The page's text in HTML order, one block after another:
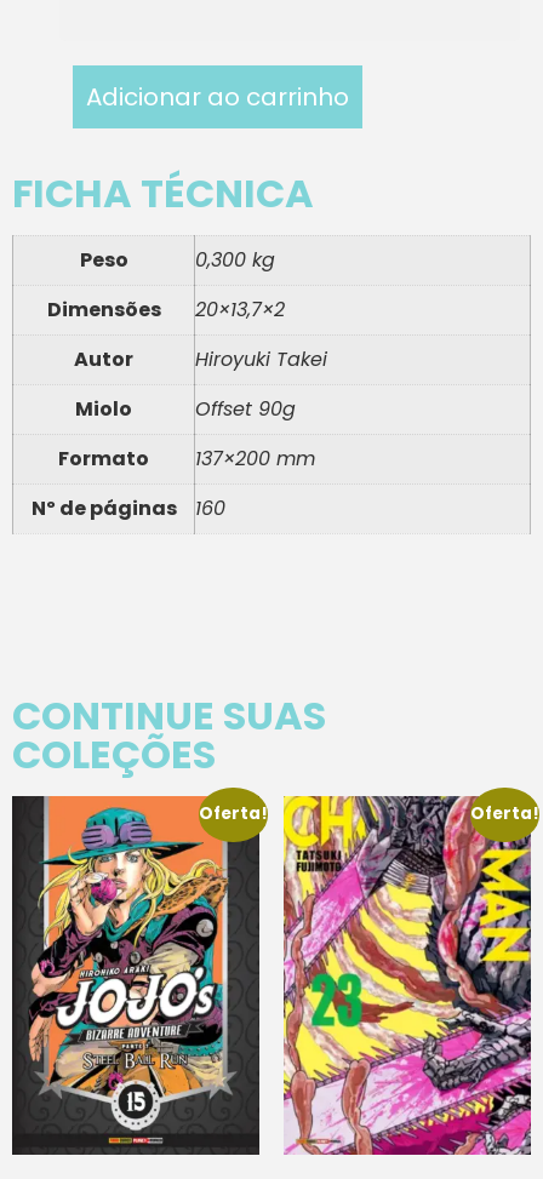
Adicionar ao carrinho
FICHA TÉCNICA
Peso
0,300 kg
Dimensões
20×13,7×2
Autor
Hiroyuki Takei
Miolo
Offset 90g
Formato
137×200 mm
Nº de páginas
160
CONTINUE SUAS
COLEÇÕES
Oferta! Oferta!